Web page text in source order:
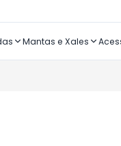
Mantas e Xales